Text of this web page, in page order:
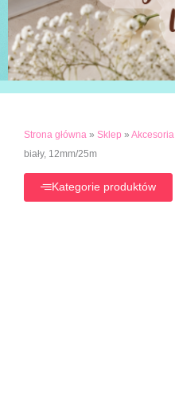
Strona główna » Sklep » Akcesoria
biały, 12mm/25m
Kategorie produktów